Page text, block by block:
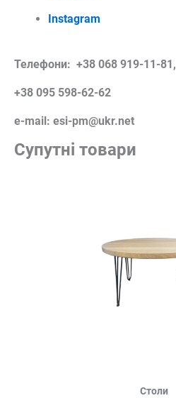
Instagram
Телефони: +38 068 919-11-81,
+38 095 598-62-62
e-mail: esi-pm@ukr.net
Супутні товари
Столи